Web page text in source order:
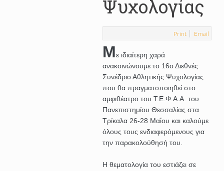
Ψυχολογίας
Print Email
Με ιδιαίτερη χαρά
ανακοινώνουμε το 16ο Διεθνές
Συνέδριο Αθλητικής Ψυχολογίας
που θα πραγματοποιηθεί στο
αμφιθέατρο του Τ.Ε.Φ.Α.Α. του
Πανεπιστημίου Θεσσαλίας στα
Τρίκαλα 26-28 Μαΐου και καλούμε
όλους τους ενδιαφερόμενους για
την παρακολούθησή του.
Η θεματολογία του εστιάζει σε